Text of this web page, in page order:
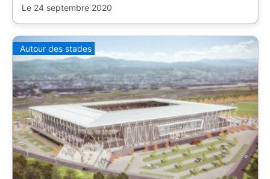
Le 24 septembre 2020
Autour des stades